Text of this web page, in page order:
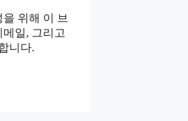
위해 이 브
일, 그리고
니다.